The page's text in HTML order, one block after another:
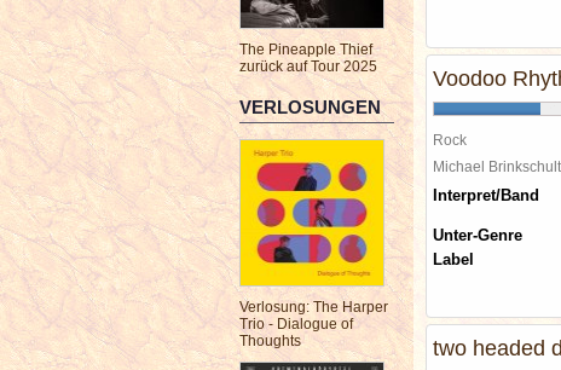
The Pineapple Thief
zurück auf Tour 2025
VERLOSUNGEN
Verlosung: The Harper
Trio - Dialogue of
Thoughts
Voodoo
Rock
Michael
Interpret/Band
Unter-Genre
Label
two headed